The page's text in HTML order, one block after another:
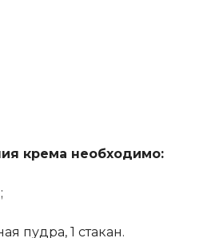
крема необходимо:
пудра, 1 стакан.